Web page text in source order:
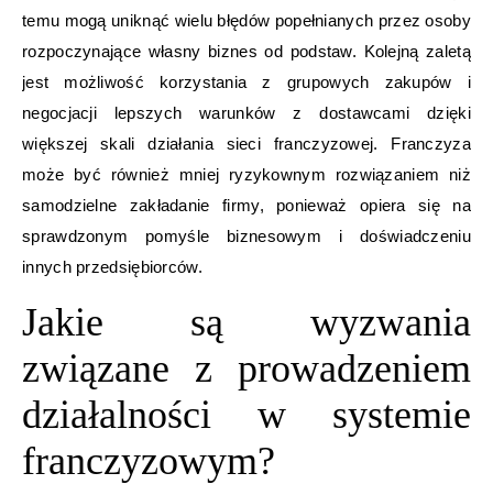
temu mogą uniknąć wielu błędów popełnianych przez osoby
rozpoczynające własny biznes od podstaw. Kolejną zaletą
jest możliwość korzystania z grupowych zakupów i
negocjacji lepszych warunków z dostawcami dzięki
większej skali działania sieci franczyzowej. Franczyza
może być również mniej ryzykownym rozwiązaniem niż
samodzielne zakładanie firmy, ponieważ opiera się na
sprawdzonym pomyśle biznesowym i doświadczeniu
innych przedsiębiorców.
Jakie są wyzwania
związane z prowadzeniem
działalności w systemie
franczyzowym?